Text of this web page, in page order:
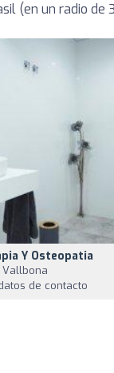
(en un radio de
Y Osteopatia
Vallbona
de contacto